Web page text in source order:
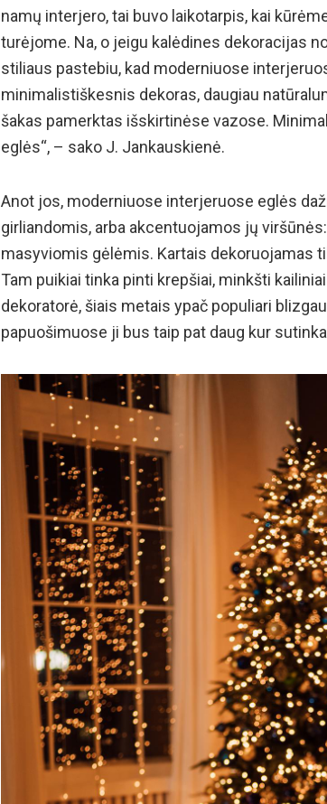
namų interjero, tai buvo laikotarpis, kai
turėjome. Na, o jeigu kalėdines dekoracijas
stiliaus pastebiu, kad moderniuose
minimalistiškesnis dekoras, daugiau
šakas pamerktas išskirtinėse vazose.
eglės“, – sako J. Jankauskienė.
Anot jos, moderniuose interjeruose eglės
girliandomis, arba akcentuojamos jų
masyviomis gėlėmis. Kartais dekoruojamas
Tam puikiai tinka pinti krepšiai, minkšti
dekoratorė, šiais metais ypač populiari
papuošimuose ji bus taip pat daug kur